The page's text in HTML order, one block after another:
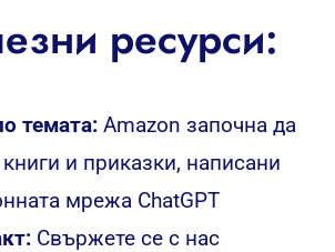
ресурси:
темата: Amazon започна да
и приказки, написани
мрежа ChatGPT
Свържете се с нас